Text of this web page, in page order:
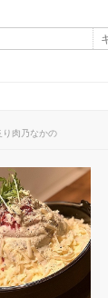
り肉乃なかの